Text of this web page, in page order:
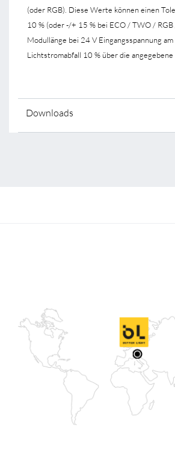
(oder RGB). Diese Werte können einen
10 % (oder -/+ 15 % bei ECO / TWO / RGB
Modullänge bei 24 V Eingangsspannung
Lichtstromabfall 10 % über die angegebene
Downloads